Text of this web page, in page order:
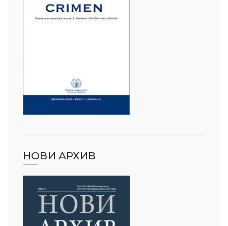
НОВИ АРХИВ